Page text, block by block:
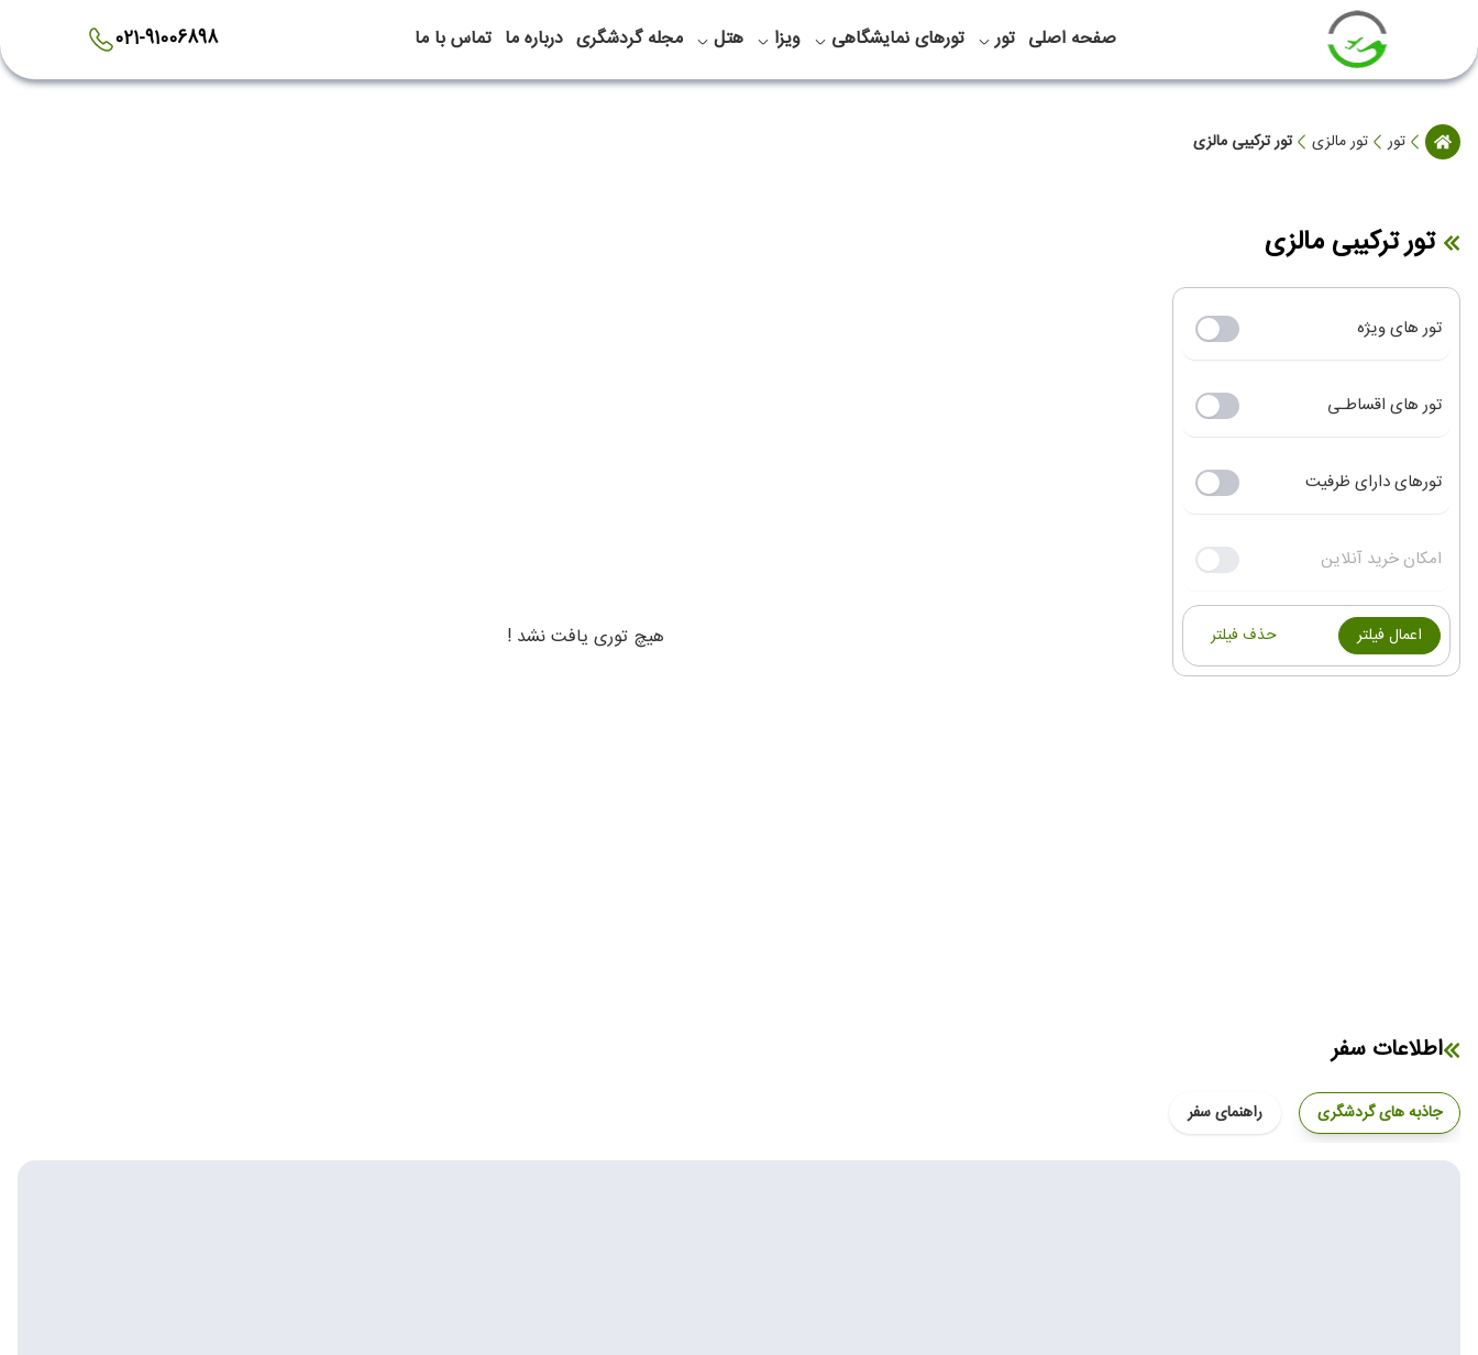
صفحه اصلی تور تورهای نمایشگاهی ویزا هتل مجله گردشگری درباره ما تماس با ما 021-91006898
تور تور مالزی تور ترکیبی مالزی
تور ترکیبی مالزی
تور های ویژه
تور های اقساطـی
تورهای دارای ظرفیت
امکان خرید آنلاین
اعمال فیلتر حذف فیلتر هیچ توری یافت نشد !
اطلاعات سفر
جاذبه های گردشگری راهنمای سفر